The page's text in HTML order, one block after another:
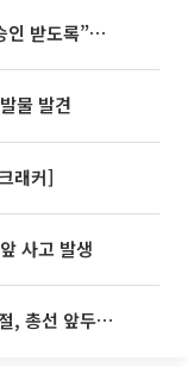
김정관 장관 “반도체 성과급, 주총 승인 받도록”…상법·자본시장법 개정 시사
물 발견
래커]
사고 발생
두고 시간 끌기”